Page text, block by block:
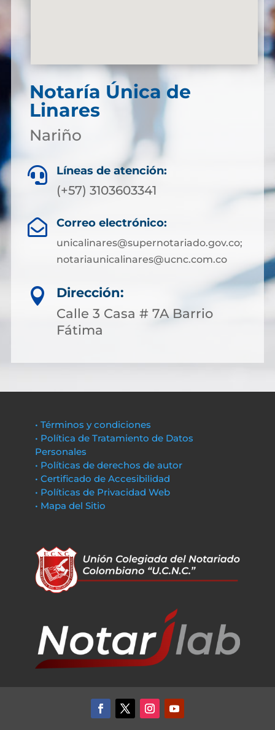
Notaría Única de
Linares
Nariño
 Líneas de atención:
(+57) 3103603341
 Correo electrónico:
unicalinares@supernotariado.gov.co;
notariaunicalinares@ucnc.com.co

Dirección:
Calle 3 Casa # 7A Barrio
Fátima
• Términos y condiciones
• Política de Tratamiento de Datos
Personales
• Políticas de derechos de autor
• Certificado de Accesibilidad
• Políticas de Privacidad Web
• Mapa del Sitio